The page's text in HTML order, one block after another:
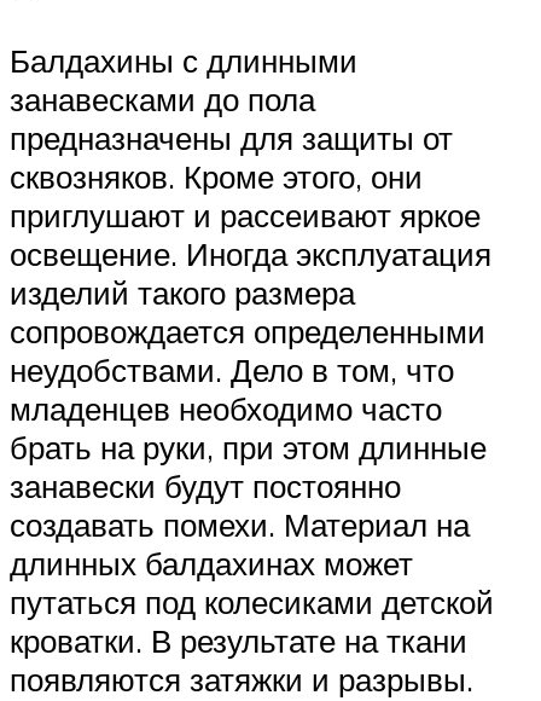
Балдахины с длинными
занавесками до пола
предназначены для защиты от
сквозняков. Кроме этого, они
приглушают и рассеивают яркое
освещение. Иногда эксплуатация
изделий такого размера
сопровождается определенными
неудобствами. Дело в том, что
младенцев необходимо часто
брать на руки, при этом длинные
занавески будут постоянно
создавать помехи. Материал на
длинных балдахинах может
путаться под колесиками детской
кроватки. В результате на ткани
появляются затяжки и разрывы.